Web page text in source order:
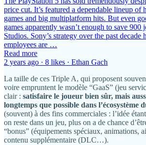
price cut. It’s featured a dependable lineup
games and big multiplatform hits. But even
games apparently wasn’t enough to save 900
Studios. Sony’s strategy over the past decade
employees are …
Read more
2 years ago · 8 likes · Ethan Gach
La taille de ces Triple A, qui proposent
voire empruntent le modèle “GaaS” (jeu
clair : satisfaire le joueur bien sûr, mais
longtemps que possible dans l’écosystème
(souvent) à des fins commerciales : l’idée
on reste dans un jeu, plus on a de chance
“bonus” (équipements spéciaux, animations,
contenu supplémentaire (DLC…).